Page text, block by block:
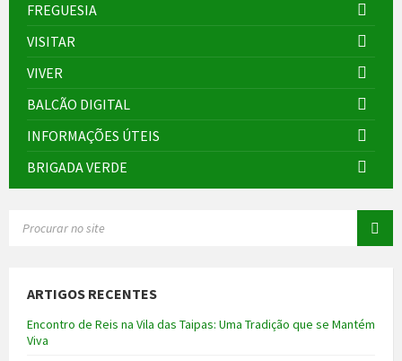
FREGUESIA
VISITAR
VIVER
BALCÃO DIGITAL
INFORMAÇÕES ÚTEIS
BRIGADA VERDE
ARTIGOS RECENTES
Encontro de Reis na Vila das Taipas: Uma Tradição que se Mantém
Viva